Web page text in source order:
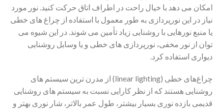
امکان می دهد با خیال راحت در اطراف اتاق حرکت کنید. نور مورد
نیاز در این نورپردازی به طور معمول با استفاده از چراغ های خطی
یا منبع نورهایی با روشنایی زیاد تأمین می شوند. در این شیوه می
توان از نور مخفی، نورپردازی های خطی و یا وسایل روشنایی
دیواری استفاده کرد.
چراغ‌های خطی (linear lighting) از مدرن ‌ترین سیستم‌ های
روشنایی هستند که از نظر کارایی نسبت به سیستم ‌های روشنایی
قدیمی بازده نوری بسیار بیشتر، طول عمر بالاتر، شار نوری بهتر و